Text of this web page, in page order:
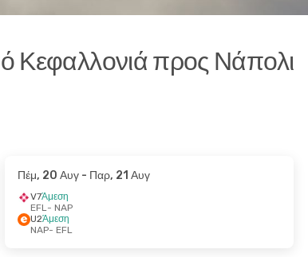
Κεφαλλονιά προς Νάπολι
Πέμ, 20 Αυγ- Παρ, 21 Αυγ
V7Άμεση
EFL- NAP
U2Άμεση
NAP- EFL